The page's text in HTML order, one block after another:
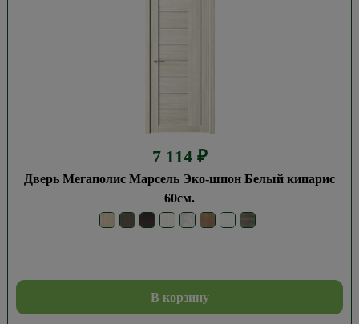
7 114 ₽
Дверь Мегаполис Марсель Эко-шпон Белый кипарис
60см.
В корзину